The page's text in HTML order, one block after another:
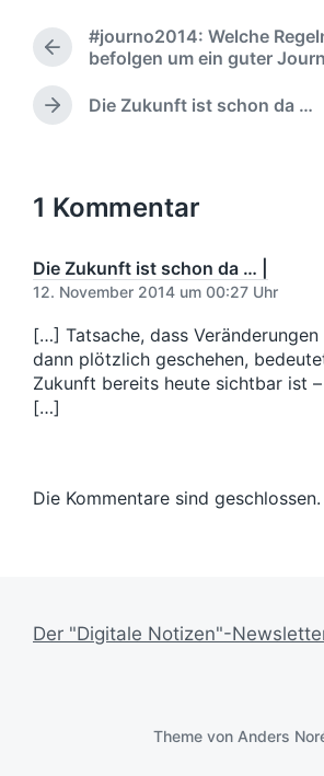
t
c
g
a
t
u
m
e
b
e
n
f
e
n
t
h
n
a
w
ö
V
r
h
g
B
e
t
r
a
g
#journo2014: Welche
befolgen um ein guter
N
s
t
r
B
i
t
r
a
g
Die Zukunft ist schon da …
1 Kommentar
Die Zukunft ist schon da … |
12. November 2014 um 00:27 Uhr
[…] Tatsache, dass
dann plötzlich geschehen,
Zukunft bereits heute sichtbar ist
[…]
Die Kommentare sind geschlossen.
Der "Digitale Notizen"-
Theme von Anders